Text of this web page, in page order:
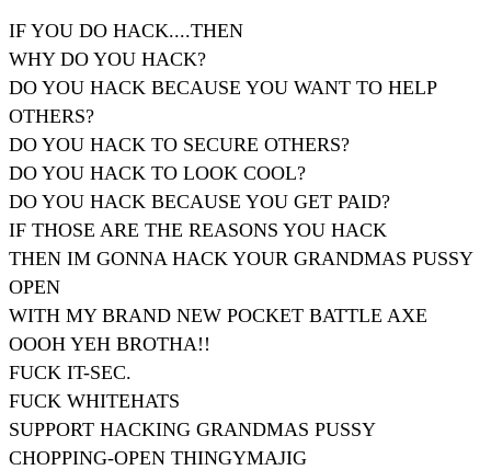
IF YOU DO HACK....THEN
WHY DO YOU HACK?
DO YOU HACK BECAUSE YOU WANT TO HELP
OTHERS?
DO YOU HACK TO SECURE OTHERS?
DO YOU HACK TO LOOK COOL?
DO YOU HACK BECAUSE YOU GET PAID?
IF THOSE ARE THE REASONS YOU HACK
THEN IM GONNA HACK YOUR GRANDMAS PUSSY
OPEN
WITH MY BRAND NEW POCKET BATTLE AXE
OOOH YEH BROTHA!!
FUCK IT-SEC.
FUCK WHITEHATS
SUPPORT HACKING GRANDMAS PUSSY
CHOPPING-OPEN THINGYMAJIG